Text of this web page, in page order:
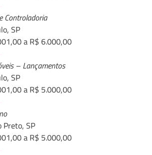
Controladoria
SP
a R$ 6.000,00
– Lançamentos
SP
a R$ 5.000,00
Preto, SP
a R$ 5.000,00